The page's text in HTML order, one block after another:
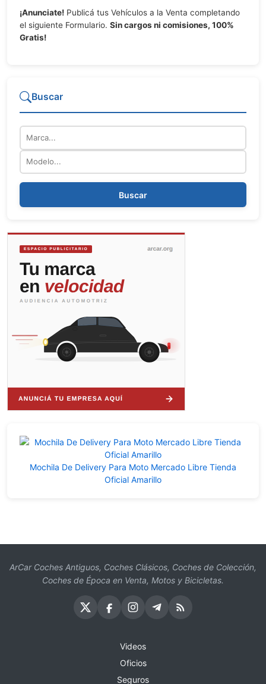
¡Anunciate! Publicá tus Vehículos a la Venta completando
el siguiente Formulario. Sin cargos ni comisiones, 100%
Gratis!
Buscar
Marca
Modelo
Buscar
Mochila De Delivery Para Moto Mercado Libre Tienda
Oficial Amarillo
ArCar Coches Antiguos, Coches Clásicos, Coches de Colección,
Coches de Época en Venta, Motos y Bicicletas.
Videos
Oficios
Seguros